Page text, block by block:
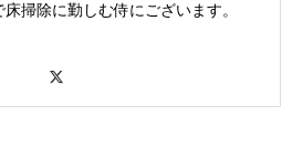
掃除に勤しむ侍にございます。